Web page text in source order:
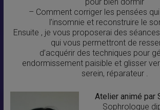
– Comment corriger les pensées
l’insomnie et reconstruire le
Ensuite , je vous proposerai des
qui vous permettront de
d’acquérir des techniques pour
endormissement paisible et glisser
serein, réparateur .
Atelier animé par
Sophrologue